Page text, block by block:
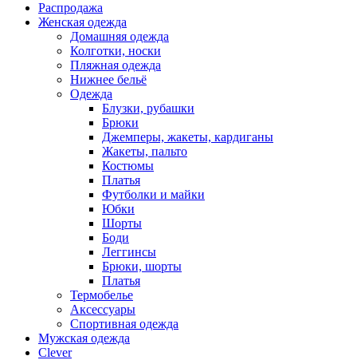
Распродажа
Женская одежда
Домашняя одежда
Колготки, носки
Пляжная одежда
Нижнее бельё
Одежда
Блузки, рубашки
Брюки
Джемперы, жакеты, кардиганы
Жакеты, пальто
Костюмы
Платья
Футболки и майки
Юбки
Шорты
Боди
Леггинсы
Брюки, шорты
Платья
Термобелье
Аксессуары
Спортивная одежда
Мужская одежда
Clever